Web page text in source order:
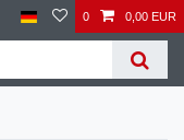
0 0,00 EUR